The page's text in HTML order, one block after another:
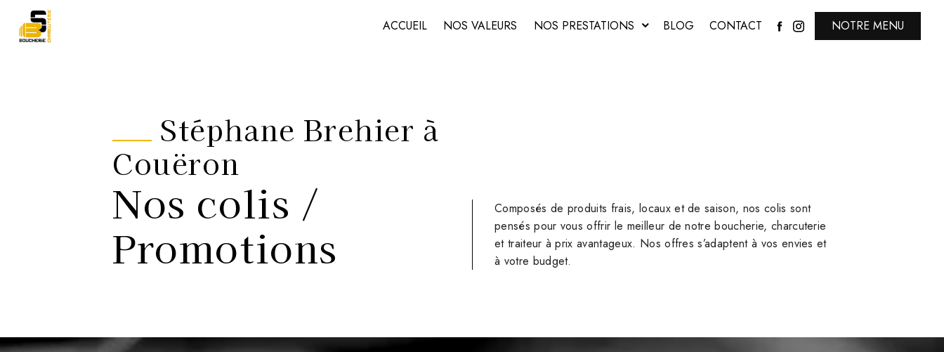
ACCUEIL NOS VALEURS NOS PRESTATIONS BLOG CONTACT NOTRE MENU
Stéphane Brehier à
Couëron
Nos colis /
Promotions
Composés de produits frais, locaux et de saison, nos colis sont
pensés pour vous offrir le meilleur de notre boucherie, charcuterie
et traiteur à prix avantageux. Nos offres s’adaptent à vos envies et
à votre budget.
Panneau de gestion des cookies